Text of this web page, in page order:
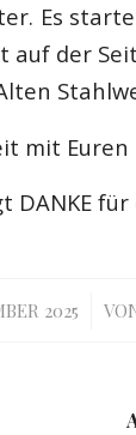
Es
der
mit
DANKE
2025
/